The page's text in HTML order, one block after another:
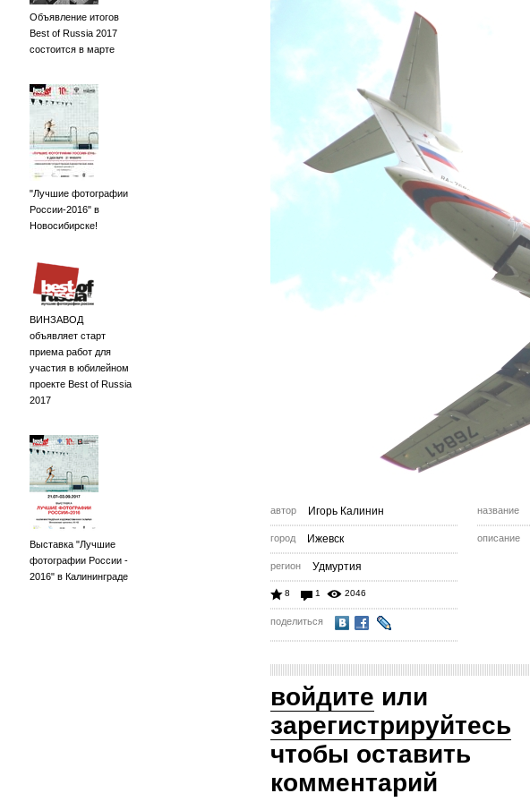
Объявление итогов
Best of Russia 2017
состоится в марте
"Лучшие фотографии
России-2016" в
Новосибирске!
ВИНЗАВОД
объявляет старт
приема работ для
участия в юбилейном
проекте Best of Russia
2017
Выставка "Лучшие
фотографии России -
2016" в Калининграде
автор Игорь Калинин
город Ижевск
регион Удмуртия
8 1 2046
поделиться
название
описание
войдите или
зарегистрируйтесь
чтобы оставить
комментарий